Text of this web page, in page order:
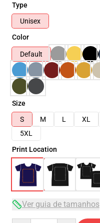
Type
Unisex
Color
Default
Size
S
M L XL
5XL
Print Location
Ver guia de tamanhos